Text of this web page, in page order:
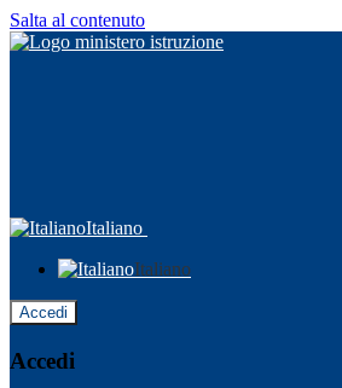
Salta al contenuto
Italiano
Italiano
Accedi
Accedi